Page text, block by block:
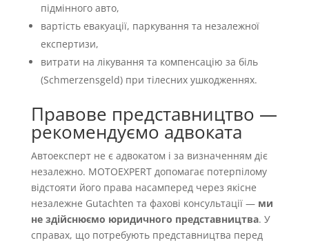
підмінного авто,
вартість евакуації, паркування та незалежної
експертизи,
витрати на лікування та компенсацію за біль
(Schmerzensgeld) при тілесних ушкодженнях.
Правове представництво —
рекомендуємо адвоката
Автоексперт не є адвокатом і за визначенням діє
незалежно. MOTOEXPERT допомагає потерпілому
відстояти його права насамперед через якісне
незалежне Gutachten та фахові консультації — ми
не здійснюємо юридичного представництва. У
справах, що потребують представництва перед